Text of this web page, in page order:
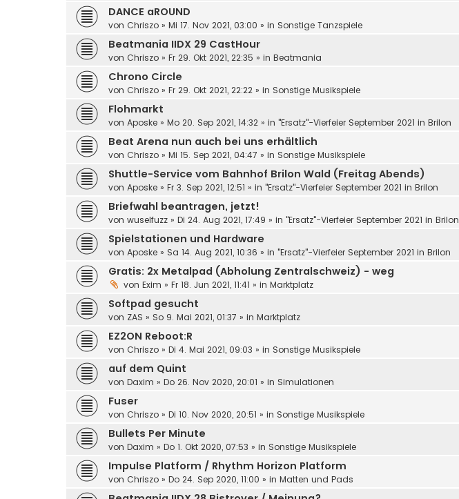
DANCE aROUND
von Chriszo » Mi 17. Nov 2021, 03:00 » in Sonstige Tanzspiele
Beatmania IIDX 29 CastHour
von Chriszo » Fr 29. Okt 2021, 22:35 » in Beatmania
Chrono Circle
von Chriszo » Fr 29. Okt 2021, 22:22 » in Sonstige Musikspiele
Flohmarkt
von Aposke » Mo 20. Sep 2021, 14:32 » in "Ersatz"-Vierfeier September 2021 in Brilon
Beat Arena nun auch bei uns erhältlich
von Chriszo » Mi 15. Sep 2021, 04:47 » in Sonstige Musikspiele
Shuttle-Service vom Bahnhof Brilon Wald (Freitag Abends)
von Aposke » Fr 3. Sep 2021, 12:51 » in "Ersatz"-Vierfeier September 2021 in Brilon
Briefwahl beantragen, jetzt!
von wuselfuzz » Di 24. Aug 2021, 17:49 » in "Ersatz"-Vierfeier September 2021 in Brilon
Spielstationen und Hardware
von Aposke » Sa 14. Aug 2021, 10:36 » in "Ersatz"-Vierfeier September 2021 in Brilon
Gratis: 2x Metalpad (Abholung Zentralschweiz) - weg
von Exim » Fr 18. Jun 2021, 11:41 » in Marktplatz
Softpad gesucht
von ZAS » So 9. Mai 2021, 01:37 » in Marktplatz
EZ2ON Reboot:R
von Chriszo » Di 4. Mai 2021, 09:03 » in Sonstige Musikspiele
auf dem Quint
von Daxim » Do 26. Nov 2020, 20:01 » in Simulationen
Fuser
von Chriszo » Di 10. Nov 2020, 20:51 » in Sonstige Musikspiele
Bullets Per Minute
von Daxim » Do 1. Okt 2020, 07:53 » in Sonstige Musikspiele
Impulse Platform / Rhythm Horizon Platform
von Chriszo » Do 24. Sep 2020, 11:00 » in Matten und Pads